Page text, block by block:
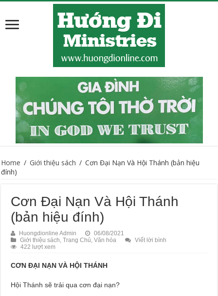
Home / Giới thiệu sách / Cơn Đại Nạn Và Hội Thánh (bản hiệu
đính)
Cơn Đại Nạn Và Hội Thánh
(bản hiệu đính)
Huongdionline Admin
06/08/2021
Giới thiệu sách,Trang Chủ,Văn hóa
Viết lời bình
422 lượt xem
CƠN ĐẠI NẠN VÀ HỘI THÁNH
Hội Thánh sẽ trải qua cơn đại nạn?